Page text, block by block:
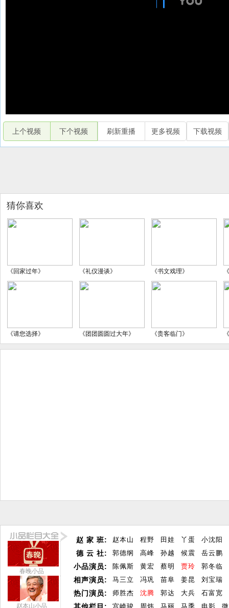
上个视频 下个视频 刷新重播 更多视频 下载视频
猜你喜欢
《回家过年》 《礼仪漫谈》 《书文戏理》
《请您选择》 《团团圆圆过大年》 《贵客临门》
春晚小品
赵本山小品
赵 家 班:
德 云 社:
小品演员:
相声演员:
热门演员:
赵本山 程野 田娃 丫蛋
小沈阳
郭德纲
高峰 孙越 候震
岳云鹏
陈佩斯
黄宏 蔡明 贾玲
郭冬临
马三立
冯巩 苗阜 姜昆
刘宝瑞
师胜杰
沈腾 郭达 大兵
石富宽
宫崎骏
周炜 马丽 马季 电影